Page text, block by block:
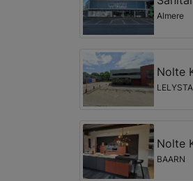
Almere
Nolte
Nolte
BAARN